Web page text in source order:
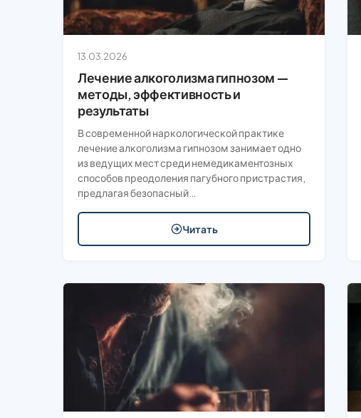
13.03.2026
Лечение алкоголизма гипнозом —
методы, эффективность и
результаты
В современной наркологической практике
лечение алкоголизма гипнозом занимает одно
из ведущих мест среди немедикаментозных
способов преодоления пагубного пристрастия,
предлагая безопасный…
Читать